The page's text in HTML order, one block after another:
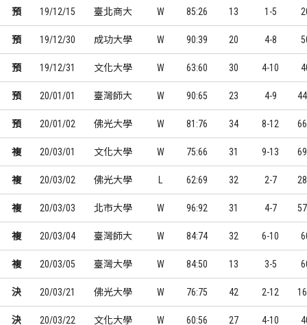
預 19/12/15 臺北商大 W 85:26 13 1-5
預 19/12/30 成功大學 W 90:39 20 4-8
預 19/12/31 文化大學 W 63:60 30 4-10
預 20/01/01 臺灣師大 W 90:65 23 4-9
預 20/01/02 佛光大學 W 81:76 34 8-12
複 20/03/01 文化大學 W 75:66 31 9-13
複 20/03/02 佛光大學 62:69 32 2-7
複 20/03/03 北市大學 W 96:92 31 4-7
複 20/03/04 臺灣師大 W 84:74 32 6-10
複 20/03/05 臺灣大學 W 84:50 13 3-5
決 20/03/21 佛光大學 W 76:75 42 2-12
決 20/03/22 文化大學 W 60:56 27 4-10